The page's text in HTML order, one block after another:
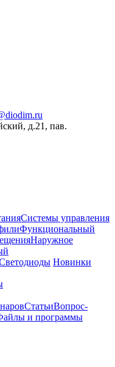
д.21, пав.
Системы управления
Функциональный
Наружное
Новинки
СтатьиВопрос-
и программы